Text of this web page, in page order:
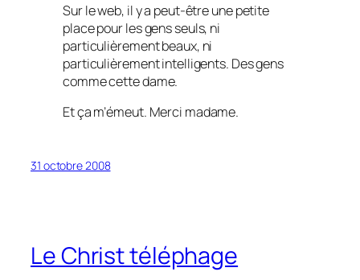
Sur le web, il y a peut-être une petite
place pour les gens seuls, ni
particulièrement beaux, ni
particulièrement intelligents. Des gens
comme cette dame.
Et ça m’émeut. Merci madame.
31 octobre 2008
Le Christ téléphage